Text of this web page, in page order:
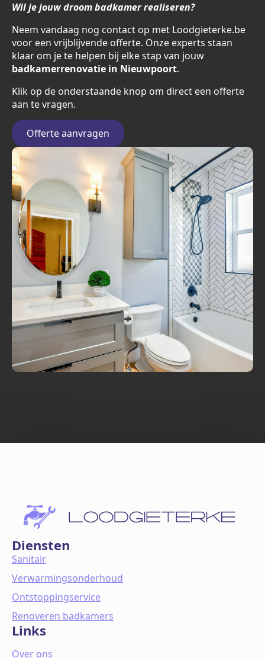
Wil je jouw droom badkamer realiseren?
Neem vandaag nog contact op met Loodgieterke.be
voor een vrijblijvende offerte. Onze experts staan
klaar om je te helpen bij elke stap van jouw
badkamerrenovatie in Nieuwpoort.
Klik op de onderstaande knop om direct een offerte
aan te vragen.
Offerte aanvragen
Diensten
Sanitair
Verwarmingsonderhoud
Ontstoppingservice
Renoveren badkamers
Links
Over ons